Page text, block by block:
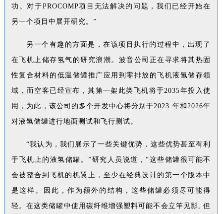
功。对于PROCOMP项目无法解决的问题，我们已经开始在
另一个项目中展开研究。”
另一个有趣的方面是，在该项目执行的过程中，出现了
在飞机上储存氢气的研究浪潮。波音公司正在寻求将其热固
性复合材料的低温储罐推广应用到零排放的飞机液氢储存领
域，而空客已经宣布，其第一架此类飞机将于2035年投入使
用，为此，该公司的多个开发中心将分别于2023 年和2026年
对液氢储罐进行地面测试和飞行测试。
“我认为，我们展示了一些关键优势，这些优势甚至有利
于飞机上的液氢储罐。”研究人员说道，“这些储罐很可能不
会被整合到飞机的机翼上，至少在经典设计的第一个版本中
是这样。因此，作为额外的结构，这些储罐必须尽可能得
轻。在这类储罐中使用碳纤维增强塑料可能不会立竿见影, 但